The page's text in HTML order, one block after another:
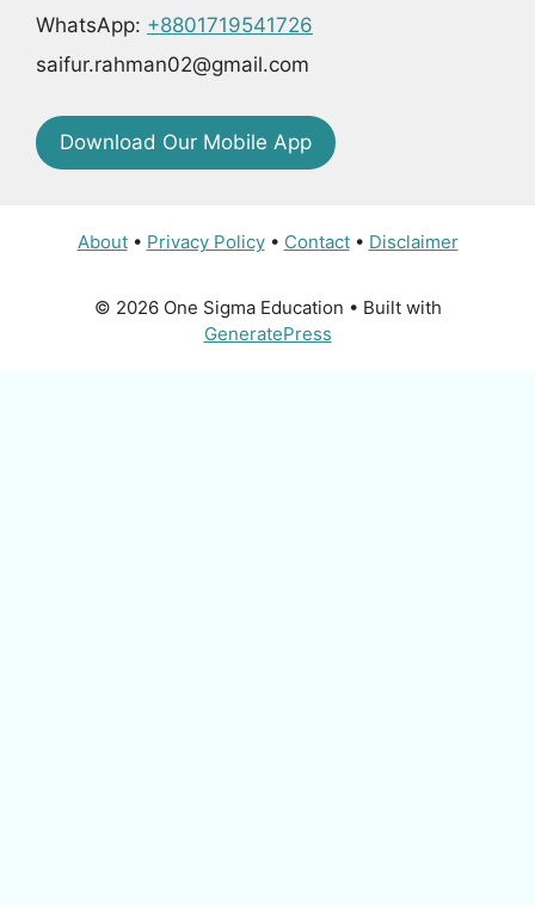
WhatsApp: +8801719541726
saifur.rahman02@gmail.com
Download Our Mobile App
About• Privacy Policy• Contact• Disclaimer
© 2026 One Sigma Education • Built with
GeneratePress